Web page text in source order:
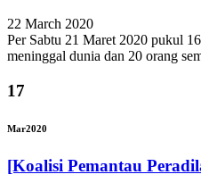
22 March 2020
Per Sabtu 21 Maret 2020 pukul
meninggal dunia dan 20 orang
17
Mar2020
[Koalisi Pemantau